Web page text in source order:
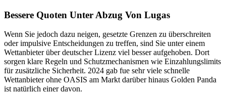
Bessere Quoten Unter Abzug Von Lugas
Wenn Sie jedoch dazu neigen, gesetzte Grenzen zu überschreiten
oder impulsive Entscheidungen zu treffen, sind Sie unter einem
Wettanbieter über deutscher Lizenz viel besser aufgehoben. Dort
sorgen klare Regeln und Schutzmechanismen wie Einzahlungslimits
für zusätzliche Sicherheit. 2024 gab fue sehr viele schnelle
Wettanbieter ohne OASIS am Markt darüber hinaus Golden Panda
ist natürlich einer davon.